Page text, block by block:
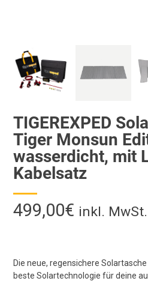
TIGEREXPED
Tiger Monsun
wasserdicht, mit
Kabelsatz
499,00€ inkl. MwSt.
Die neue, regensichere Solartasche
beste Solartechnologie für deine